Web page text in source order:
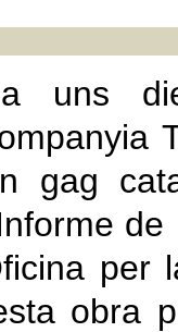
uns
gag
per
obra